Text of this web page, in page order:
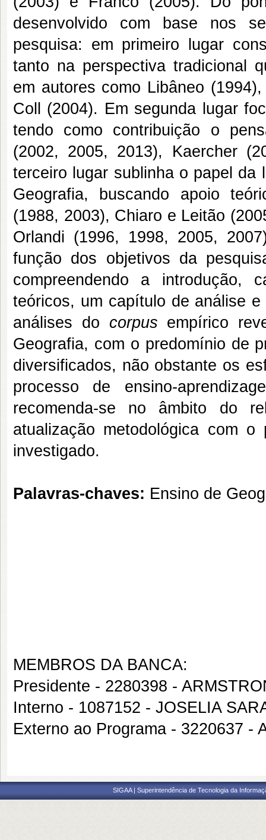
desenvolvido com base nos
pesquisa: em primeiro lugar
tanto na perspectiva tradicional
em autores como Libâneo
Coll (2004). Em segunda lugar
tendo como contribuição o
(2002, 2005, 2013), Kaercher
terceiro lugar sublinha o papel da
Geografia, buscando apoio
(1988, 2003), Chiaro e Leitão
Orlandi (1996, 1998, 2005,
função dos objetivos da
compreendendo a introdução,
teóricos, um capítulo de análise
análises do corpus empírico
Geografia, com o predomínio de
diversificados, não obstante os
processo de ensino-
recomenda-se no âmbito do
atualização metodológica com
investigado.
Palavras-chaves: Ensino de
MEMBROS DA BANCA:
Presidente - 2280398 -
Interno - 1087152 - JOSELIA
Externo ao Programa - 3220637 -
SIGAA | Superintendência de Tecnologia da